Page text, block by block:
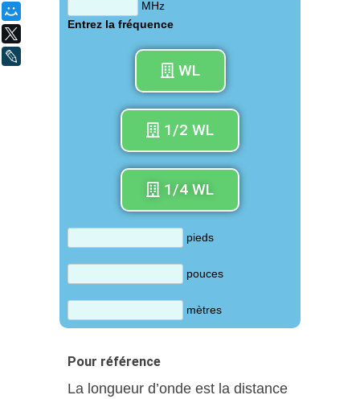
MHz
Entrez la fréquence
WL
1/2 WL
1/4 WL
pieds
pouces
mètres
Pour référence
La longueur d’onde est la distance